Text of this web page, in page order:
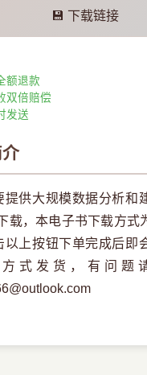
💾 下载链接
额退款
双倍赔偿
发送
提供大规模数据分析和
载，本电子书下载方式
以上按钮下单完成后即
方式发货，有问题